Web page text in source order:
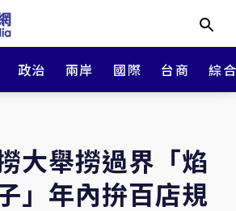
政治 兩岸 國際 台商 綜
大舉撈過界「焰
」年內拚百店規